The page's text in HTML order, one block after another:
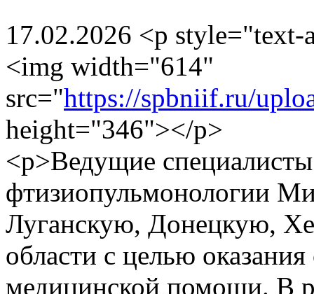
17.02.2026 <p style="text-
<img width="614"
src="https://spbniif.ru/
height="346"></p>
<p>Ведущие
фтизиопульмонологии
Луганскую, Донецкую,
области с целью
медицинской помощи. В